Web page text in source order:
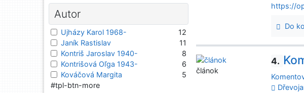
https://
Do
4.
článok
Autor
Ujházy Karol 1968-
12
Janík Rastislav
11
Kontriš Jaroslav 1940-
8
Kontrišová Oľga 1943-
6
Kováčová Margita
5
#tpl-btn-more